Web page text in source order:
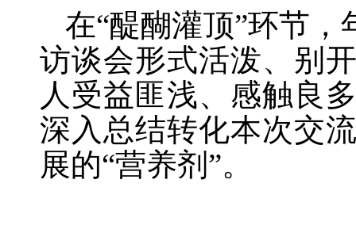
在“醍醐灌顶”环节
访谈会形式活泼、别
人受益匪浅、感触良
深入总结转化本次交
展的“营养剂”。